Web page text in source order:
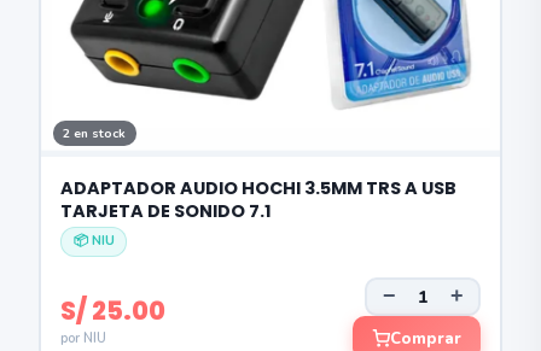
2 en stock
ADAPTADOR AUDIO HOCHI 3.5MM TRS A USB
TARJETA DE SONIDO 7.1
📦 NIU
S/ 25.00
por NIU
− +
Comprar